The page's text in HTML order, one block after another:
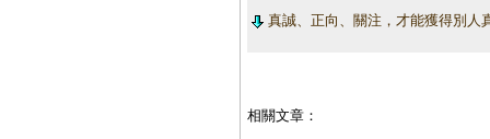
真誠、正向、關注，才能獲得別人
相關文章：